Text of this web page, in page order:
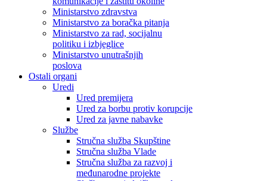
Ministarstvo zdravstva
Ministarstvo za boračka pitanja
Ministarstvo za rad, socijalnu
politiku i izbjeglice
Ministarstvo unutrašnjih
poslova
Ostali organi
Uredi
Ured premijera
Ured za borbu protiv korupcije
Ured za javne nabavke
Službe
Stručna služba Skupštine
Stručna služba Vlade
Stručna služba za razvoj i
međunarodne projekte